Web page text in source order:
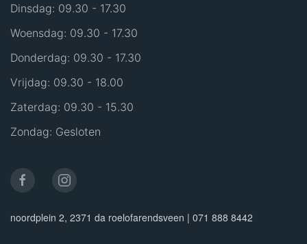
Dinsdag: 09.30 - 17.30
Woensdag: 09.30 - 17.30
Donderdag: 09.30 - 17.30
Vrijdag: 09.30 - 18.00
Zaterdag: 09.30 - 15.30
Zondag: Gesloten
noordplein 2, 2371 da roelofarendsveen | 071 888 8442